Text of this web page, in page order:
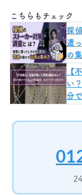
こちらもチェック
探
遭
の
【
い
分